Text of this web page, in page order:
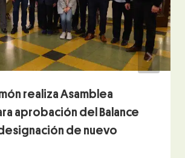
realiza Asamblea
aprobación del Balance
de nuevo